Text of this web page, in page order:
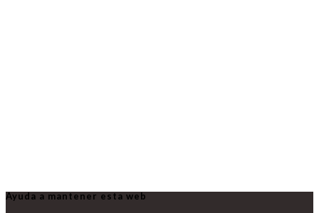
Ayuda a mantener esta web